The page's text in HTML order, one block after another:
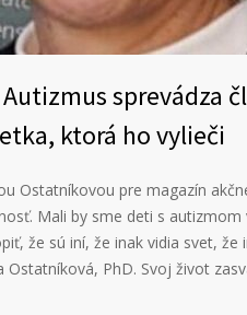
sprevádza
ktorá ho vylieči
Ostatníkovou pre magazín
Mali by sme deti s
že sú iní, že inak vidia svet, že
PhD. Svoj život